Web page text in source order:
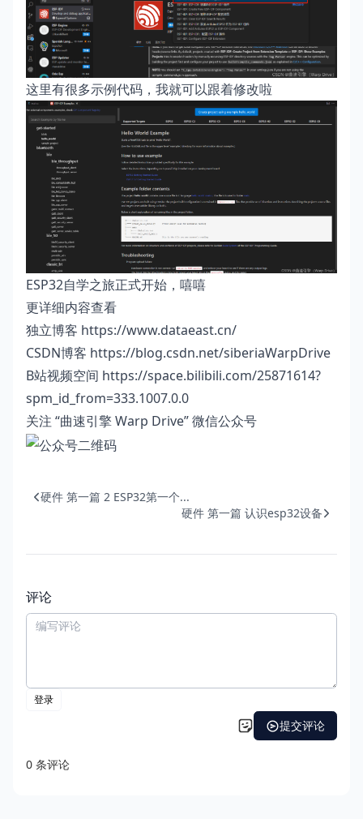
这里有很多示例代码，我就可以跟着修改啦
ESP32自学之旅正式开始，嘻嘻
更详细内容查看
独立博客 https://www.dataeast.cn/
CSDN博客 https://blog.csdn.net/siberiaWarpDrive
B站视频空间 https://space.bilibili.com/25871614?
spm_id_from=333.1007.0.0
关注 “曲速引擎 Warp Drive” 微信公众号
硬件 第一篇 2 ESP32第一个...
硬件 第一篇 认识esp32设备
评论